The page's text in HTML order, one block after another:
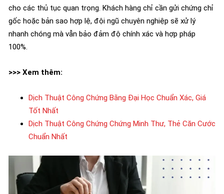
cho các thủ tục quan trọng. Khách hàng chỉ cần gửi chứng chỉ
gốc hoặc bản sao hợp lệ, đội ngũ chuyên nghiệp sẽ xử lý
nhanh chóng mà vẫn bảo đảm độ chính xác và hợp pháp
100%.
>>> Xem thêm:
Dịch Thuật Công Chứng Bằng Đại Học Chuẩn Xác, Giá
Tốt Nhất
Dịch Thuật Công Chứng Chứng Minh Thư, Thẻ Căn Cước
Chuẩn Nhất